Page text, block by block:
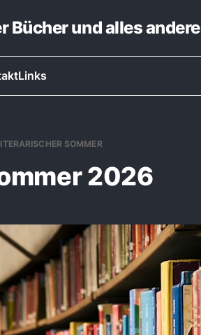
Bücher und alles andere
Links
SOMMER
2026